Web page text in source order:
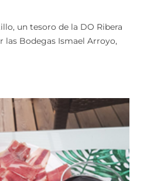
un tesoro de la DO Ribera
las Bodegas Ismael Arroyo,